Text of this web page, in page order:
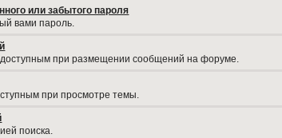
или забытого пароля
вами пароль.
при размещении сообщений на форуме.
при просмотре темы.
поиска.